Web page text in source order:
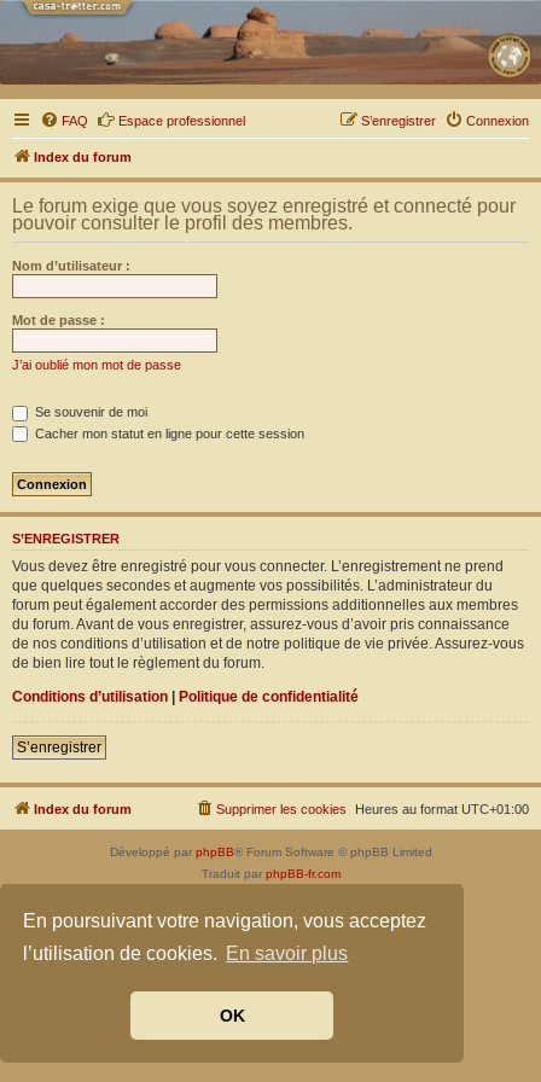
En poursuivant votre navigation, vous acceptez
l’utilisation de cookies. En savoir plus
OK
FAQ Espace professionnel Connexion
S’enregistrer
Index du forum
Le forum exige que vous soyez enregistré et connecté pour
pouvoir consulter le profil des membres.
Nom d’utilisateur :
Mot de passe :
J’ai oublié mon mot de passe
Se souvenir de moi
Cacher mon statut en ligne pour cette session
S’ENREGISTRER
Vous devez être enregistré pour vous connecter. L’enregistrement ne prend
que quelques secondes et augmente vos possibilités. L’administrateur du
forum peut également accorder des permissions additionnelles aux membres
du forum. Avant de vous enregistrer, assurez-vous d’avoir pris connaissance
de nos conditions d’utilisation et de notre politique de vie privée. Assurez-vous
de bien lire tout le règlement du forum.
Conditions d’utilisation | Politique de confidentialité
S’enregistrer
Index du forum Heures au format UTC+01:00
Supprimer les cookies
Développé par phpBB® Forum Software © phpBB Limited
Traduit par phpBB-fr.com